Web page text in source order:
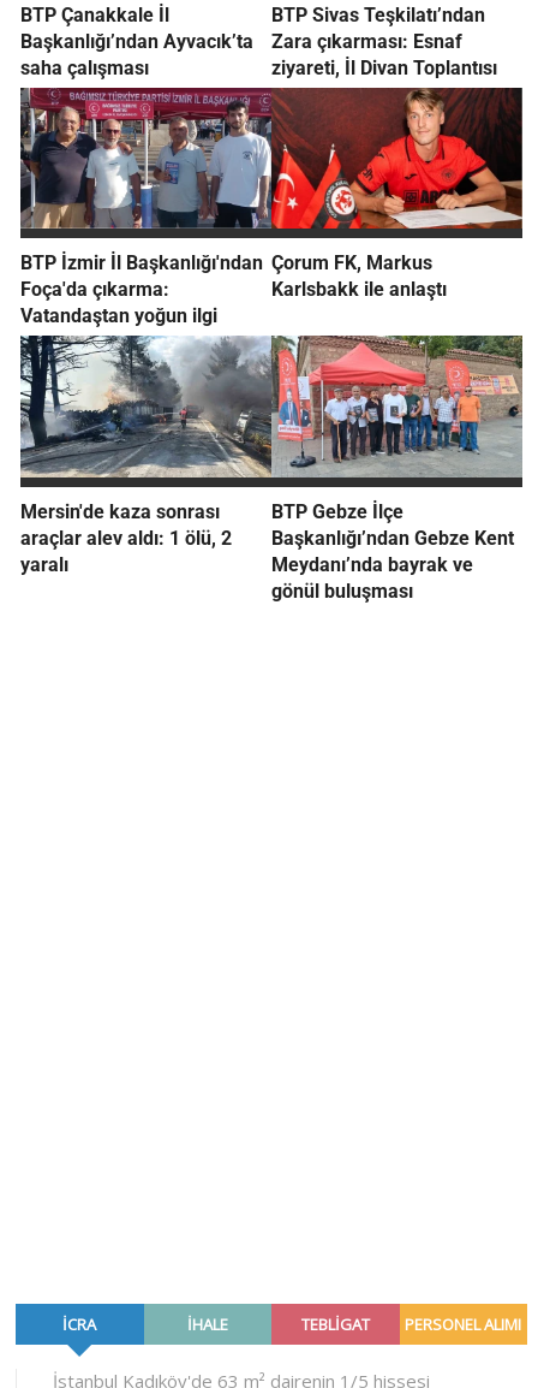
BTP Çanakkale İl
Başkanlığı’ndan Ayvacık’ta
saha çalışması
BTP Sivas Teşkilatı’ndan
Zara çıkarması: Esnaf
ziyareti, İl Divan Toplantısı
BTP İzmir İl Başkanlığı'ndan
Foça'da çıkarma:
Vatandaştan yoğun ilgi
Çorum FK, Markus
Karlsbakk ile anlaştı
Mersin'de kaza sonrası
araçlar alev aldı: 1 ölü, 2
yaralı
BTP Gebze İlçe
Başkanlığı’ndan Gebze Kent
Meydanı’nda bayrak ve
gönül buluşması